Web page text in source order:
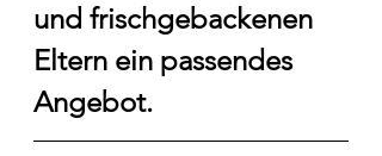
und frischgebackenen
Eltern ein passendes
Angebot.